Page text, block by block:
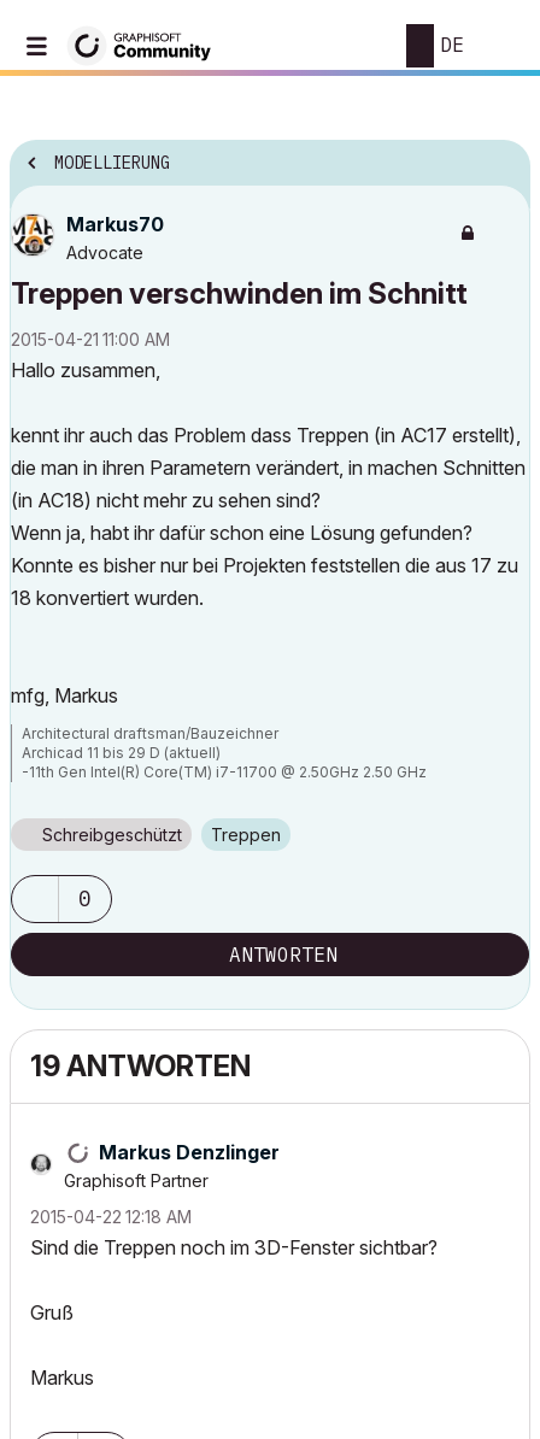
DE
MODELLIERUNG
Markus70
Advocate
Treppen verschwinden im Schnitt
‎2015-04-21 11:00 AM
Hallo zusammen,
kennt ihr auch das Problem dass Treppen (in AC17 erstellt),
die man in ihren Parametern verändert, in machen Schnitten
(in AC18) nicht mehr zu sehen sind?
Wenn ja, habt ihr dafür schon eine Lösung gefunden?
Konnte es bisher nur bei Projekten feststellen die aus 17 zu
18 konvertiert wurden.
mfg, Markus
Architectural draftsman/Bauzeichner
Archicad 11 bis 29 D (aktuell)
-11th Gen Intel(R) Core(TM) i7-11700 @ 2.50GHz 2.50 GHz
-NVIDIA Quadro RTX 4000
-Canon TM 300 + Scanner
Schreibgeschützt Treppen
0
ANTWORTEN
19 ANTWORTEN
Markus Denzlinger
Graphisoft Partner
‎2015-04-22 12:18 AM
Sind die Treppen noch im 3D-Fenster sichtbar?
Gruß
Markus